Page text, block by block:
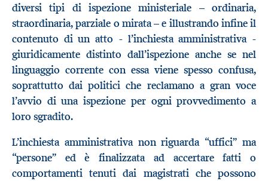
diversi tipi di ispezione ministeriale – ordinaria,
straordinaria, parziale o mirata – e illustrando infine il
contenuto di un atto - l’inchiesta amministrativa -
giuridicamente distinto dall’ispezione anche se nel
linguaggio corrente con essa viene spesso confusa,
soprattutto dai politici che reclamano a gran voce
l’avvio di una ispezione per ogni provvedimento a
loro sgradito.
L’inchiesta amministrativa non riguarda “uffici” ma
“persone” ed è finalizzata ad accertare fatti o
comportamenti tenuti dai magistrati che possono